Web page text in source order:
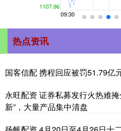
热点资讯
国客信配 携程回应被罚51.79亿
永旺配资 证券私募发行火热难
新”，大量产品集中清盘